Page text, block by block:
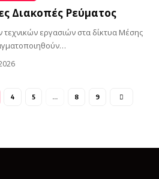
Διακοπές Ρεύματος
εργασιών στα δίκτυα Μέσης
…
4 5 8 9